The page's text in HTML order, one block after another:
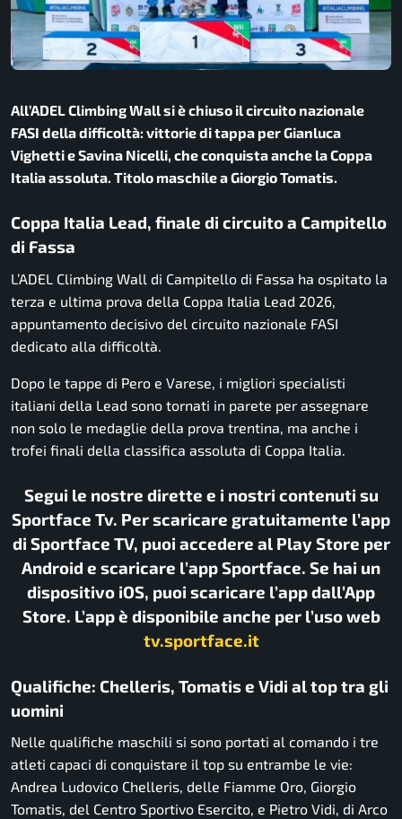
All’ADEL Climbing Wall si è chiuso il circuito nazionale
FASI della difficoltà: vittorie di tappa per Gianluca
Vighetti e Savina Nicelli, che conquista anche la Coppa
Italia assoluta. Titolo maschile a Giorgio Tomatis.
Coppa Italia Lead, finale di circuito a Campitello
di Fassa
L’ADEL Climbing Wall di Campitello di Fassa ha ospitato la
terza e ultima prova della Coppa Italia Lead 2026,
appuntamento decisivo del circuito nazionale FASI
dedicato alla difficoltà.
Dopo le tappe di Pero e Varese, i migliori specialisti
italiani della Lead sono tornati in parete per assegnare
non solo le medaglie della prova trentina, ma anche i
trofei finali della classifica assoluta di Coppa Italia.
Segui le nostre dirette e i nostri contenuti su
Sportface Tv. Per scaricare gratuitamente l’app
di Sportface TV, puoi accedere al Play Store per
Android e scaricare l’app Sportface. Se hai un
dispositivo iOS, puoi scaricare l’app dall’App
Store. L’app è disponibile anche per l’uso web
tv.sportface.it
Qualifiche: Chelleris, Tomatis e Vidi al top tra gli
uomini
Nelle qualifiche maschili si sono portati al comando i tre
atleti capaci di conquistare il top su entrambe le vie:
Andrea Ludovico Chelleris, delle Fiamme Oro, Giorgio
Tomatis, del Centro Sportivo Esercito, e Pietro Vidi, di Arco